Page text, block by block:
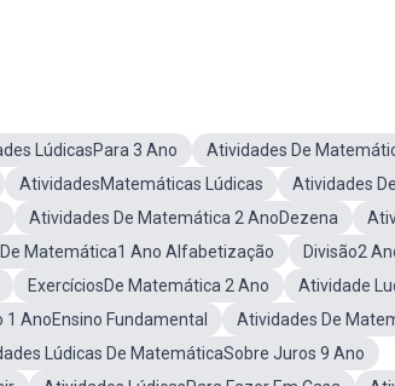
LúdicasPara 3 Ano
Atividades De
AtividadesMatemáticas Lúdicas
Atividades
Atividades De Matemática 2 AnoDezena
Matemática1 Ano Alfabetização Divisão2
ExercíciosDe Matemática 2 Ano
Atividade
1 AnoEnsino Fundamental
Atividades De
Lúdicas De MatemáticaSobre Juros 9 Ano